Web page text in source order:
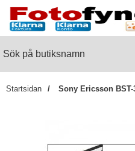
Startsidan Sony Ericsson